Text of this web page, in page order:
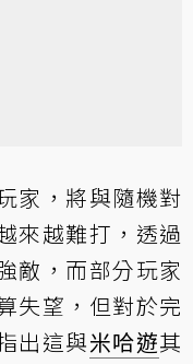
家，將與隨機對
來越難打，透過
敵，而部分玩家
失望，但對於完
出這與米哈遊其